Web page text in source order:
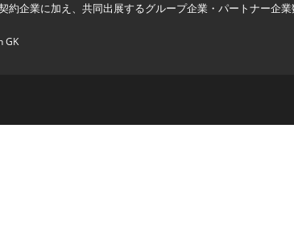
約企業に加え、共同出展するグループ企業・パートナー企業
GK